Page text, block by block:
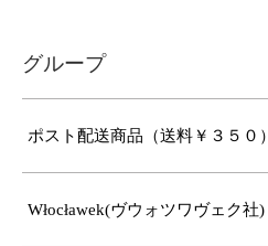
グループ
ポスト配送商品（送料￥３５０）
Włocławek(ヴウォツワヴェク社)